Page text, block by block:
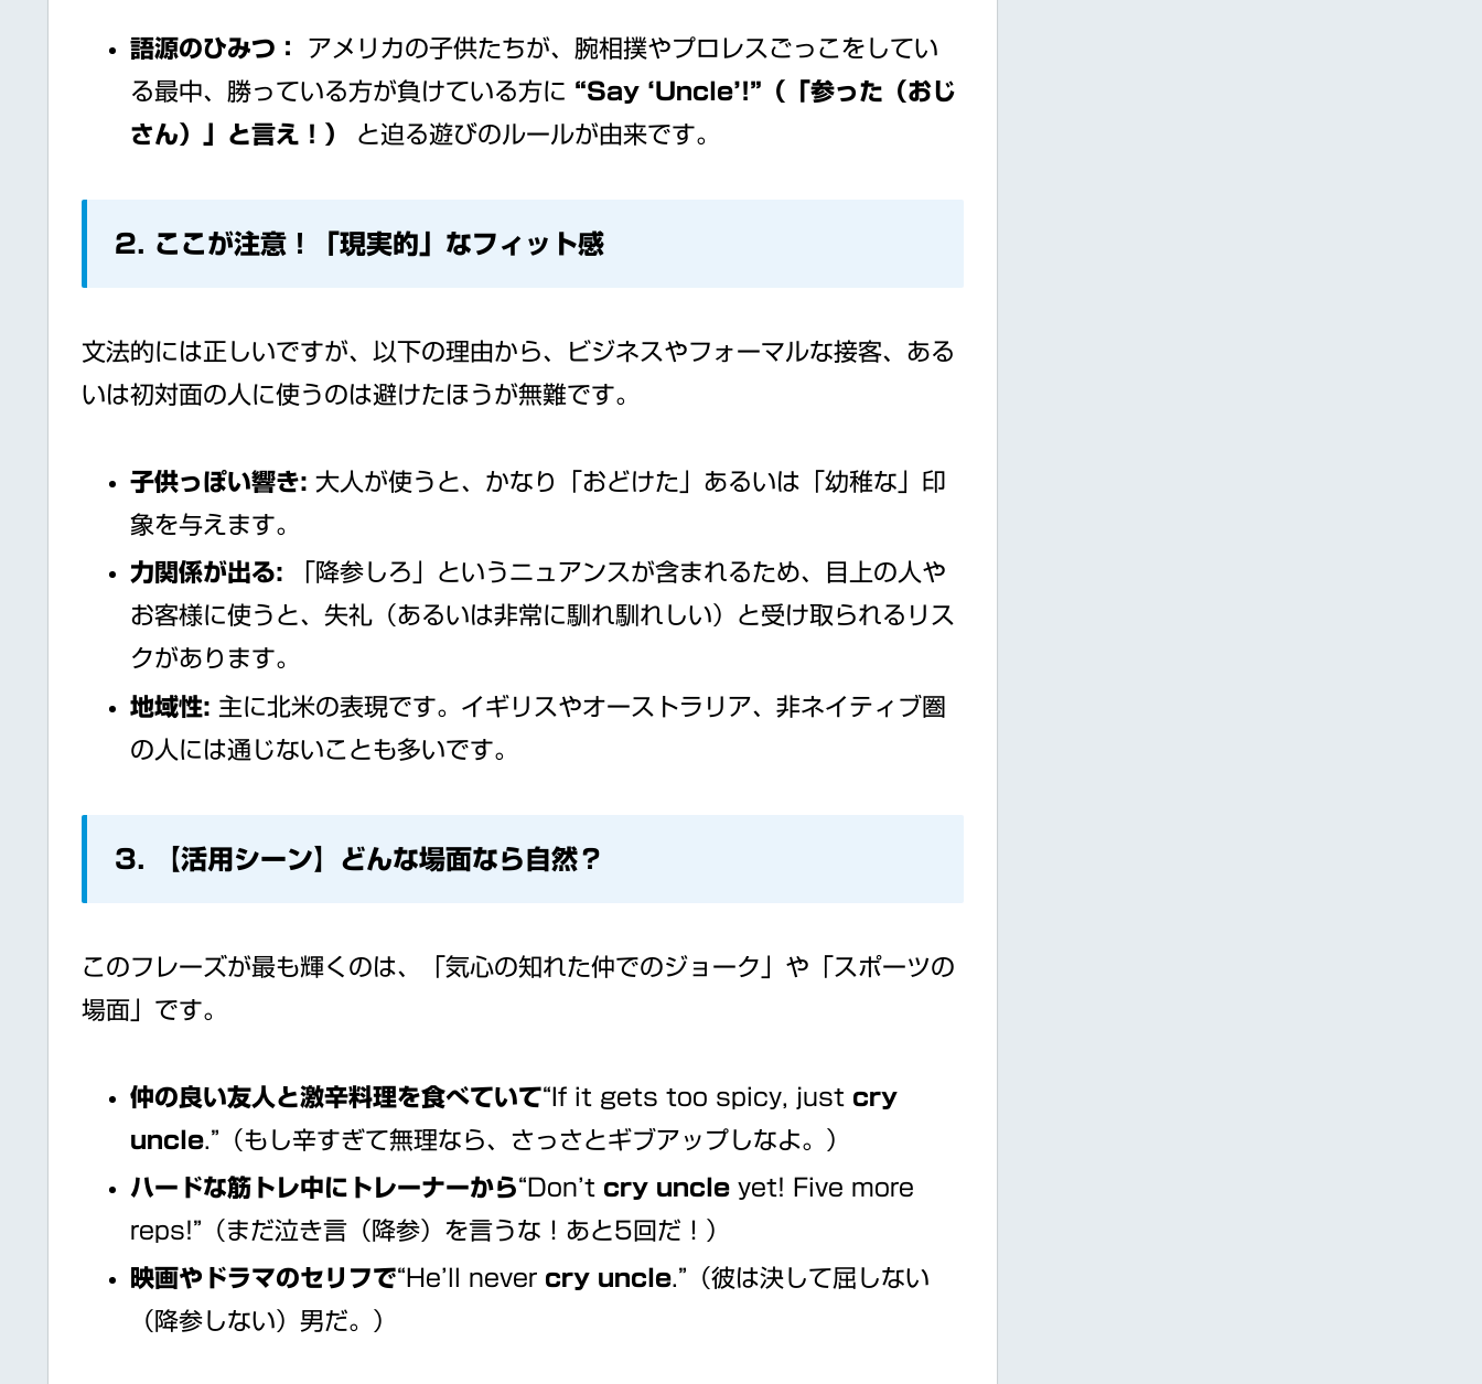
語源のひみつ：
アメリカの子供たちが、腕相撲やプロレスごっこをしてい
る最中、勝っている方が負けている方に “Say ‘Uncle’!”（「参った（おじ
さん）」と言え！）
と迫る遊びのルールが由来です。
2. ここが注意！「現実的」なフィット感
文法的には正しいですが、以下の理由から、ビジネスやフォーマルな接客、ある
いは初対面の人に使うのは避けたほうが無難です。
子供っぽい響き: 大人が使うと、かなり「おどけた」あるいは「幼稚な」印
象を与えます。
力関係が出る: 「降参しろ」というニュアンスが含まれるため、目上の人や
お客様に使うと、失礼（あるいは非常に馴れ馴れしい）と受け取られるリス
クがあります。
地域性: 主に北米の表現です。イギリスやオーストラリア、非ネイティブ圏
の人には通じないことも多いです。
3. 【活用シーン】どんな場面なら自然？
このフレーズが最も輝くのは、「気心の知れた仲でのジョーク」や「スポーツの
場面」です。
仲の良い友人と激辛料理を食べていて“If it gets too spicy, just cry
uncle.”（もし辛すぎて無理なら、さっさとギブアップしなよ。）
ハードな筋トレ中にトレーナーから“Don’t cry uncle yet! Five more
reps!”（まだ泣き言（降参）を言うな！あと5回だ！）
映画やドラマのセリフで“He’ll never cry uncle.”（彼は決して屈しない
（降参しない）男だ。）